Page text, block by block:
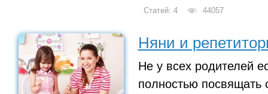
Статей: 4 44057
Няни и
Не у всех родителей
полностью посвящать